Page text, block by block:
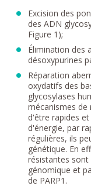
Excision des
des ADN
Figure 1);
Élimination des
désoxypurines
Réparation
oxydatifs des
glycosylases
mécanismes
d'être rapides
d'énergie, par
régulières, ils
génétique. En
résistantes sont
génomique et
de PARP1.